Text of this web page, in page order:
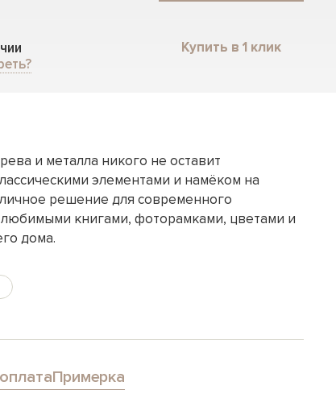
Купить в 1 клик
и металла никого не оставит
элементами и намёком на
решение для современного
книгами, фоторамками, цветами и
дома.
Примерка